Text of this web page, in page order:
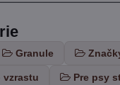
Granule
vzrastu Pre psy